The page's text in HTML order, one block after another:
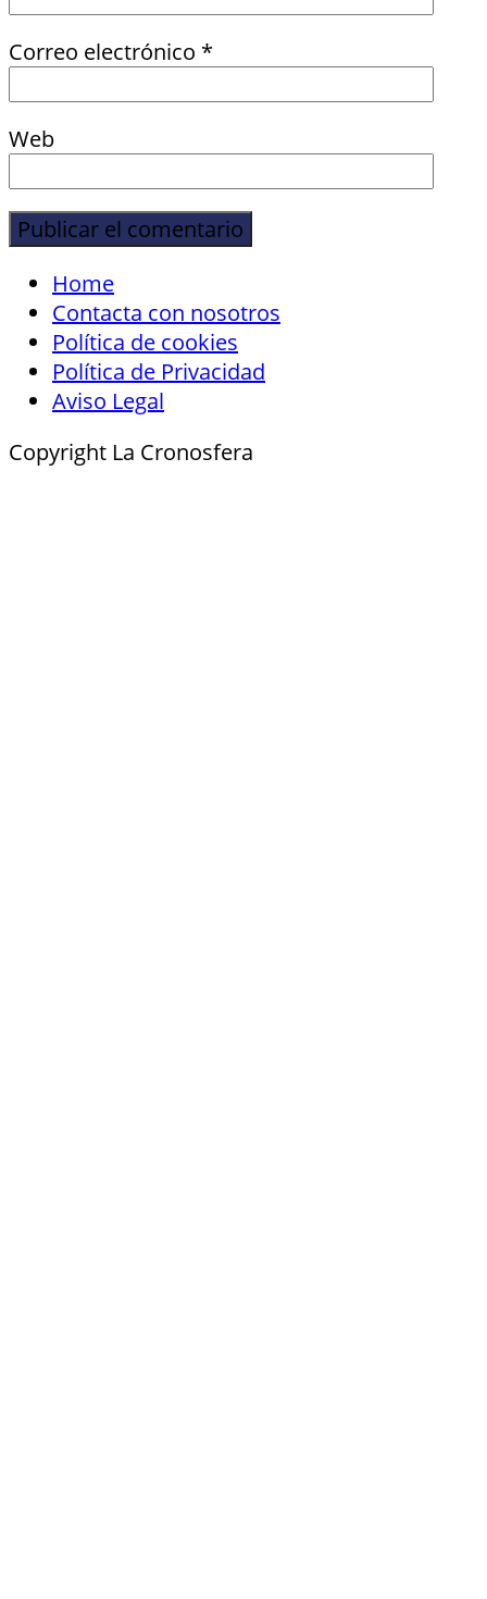
Correo electrónico *
Web
Home
Contacta con nosotros
Política de cookies
Política de Privacidad
Aviso Legal
Copyright La Cronosfera